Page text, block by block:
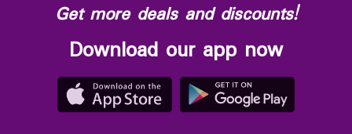
Get more deals and discounts!
Download our app now